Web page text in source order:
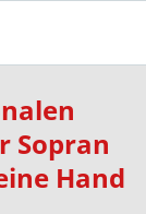
Sopran
Hand